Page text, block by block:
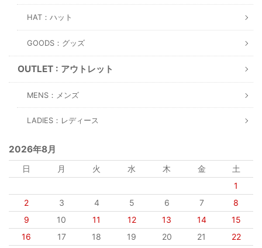
HAT：ハット
GOODS：グッズ
OUTLET : アウトレット
MENS：メンズ
LADIES：レディース
2026年8月
日 月 火 水 木 金
土
1
2
3 4 5 6 7
8
9
10 11 12 13 14
15
16
17 18 19 20 21
22